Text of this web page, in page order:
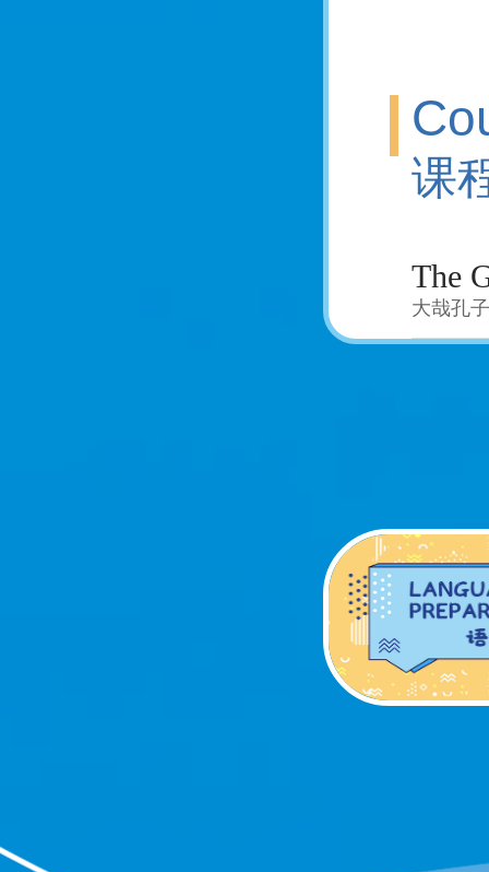
课
The
大哉孔子